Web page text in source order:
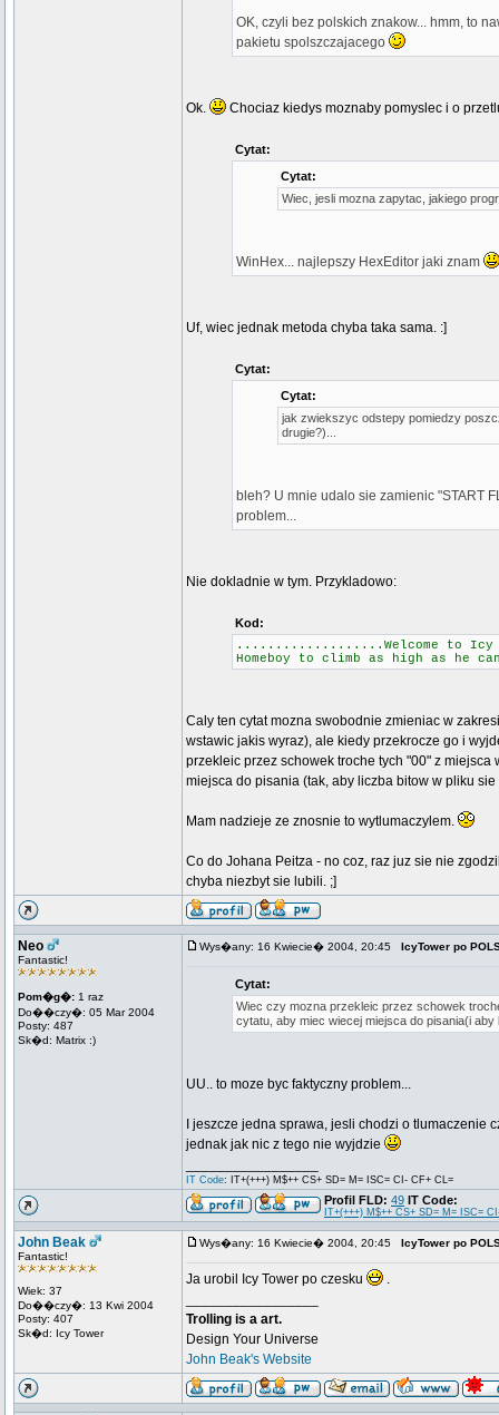
OK, czyli bez polskich znakow... hmm, to
pakietu spolszczajacego
Ok. Chociaz kiedys moznaby pomyslec i o
Cytat:
Cytat:
Wiec, jesli mozna zapytac, jakiego
WinHex... najlepszy HexEditor jaki znam
Uf, wiec jednak metoda chyba taka sama. :]
Cytat:
Cytat:
jak zwiekszyc odstepy pomiedzy
drugie?)...
bleh? U mnie udalo sie zamienic "START
problem...
Nie dokladnie w tym. Przykladowo:
Kod:
...................Welcome to Icy
Homeboy to climb as high as
Caly ten cytat mozna swobodnie zmieniac w
wstawic jakis wyraz), ale kiedy przekrocze go i
przekleic przez schowek troche tych "00" z
miejsca do pisania (tak, aby liczba bitow w pliku
Mam nadzieje ze znosnie to wytlumaczylem.
Co do Johana Peitza - no coz, raz juz sie nie
chyba niezbyt sie lubili. ;]
Neo
Fantastic!
Pom�g�: 1 raz
Do��czy�: 05 Mar 2004
Posty: 487
Sk�d: Matrix :)
Wys�any: 16 Kwiecie� 2004, 20:45 IcyTower po
Cytat:
Wiec czy mozna przekleic przez schowek
cytatu, aby miec wiecej miejsca do pisania(i
UU.. to moze byc faktyczny problem...
I jeszcze jedna sprawa, jesli chodzi o
jednak jak nic z tego nie wyjdzie
IT Code: IT+(+++) M$++ CS+ SD= M= ISC= CI- CF+ CL=
Profil FLD: 49 IT Code:
IT+(+++) M$++ CS+ SD= M= ISC=
John Beak
Fantastic!
Wiek: 37
Do��czy�: 13 Kwi 2004
Posty: 407
Sk�d: Icy Tower
Wys�any: 16 Kwiecie� 2004, 20:45 IcyTower po
Ja urobil Icy Tower po czesku
.
Trolling is a art.
Design Your Universe
John Beak's Website